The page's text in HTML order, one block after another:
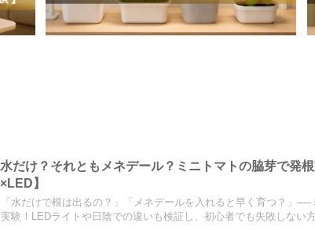
水だけ？それともメネデール？ミニトマトの脇芽で発
×LED】
「水だけで根は出るの？」「メネデールを入れると早く育つ？」
実験！LEDライトや日陰での違いも検証し、初心者でも失敗しない